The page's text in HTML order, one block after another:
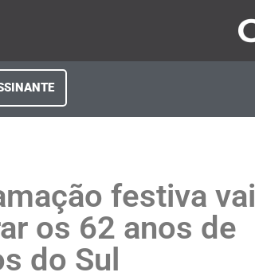
festiva vai
os 62 anos de
do Sul